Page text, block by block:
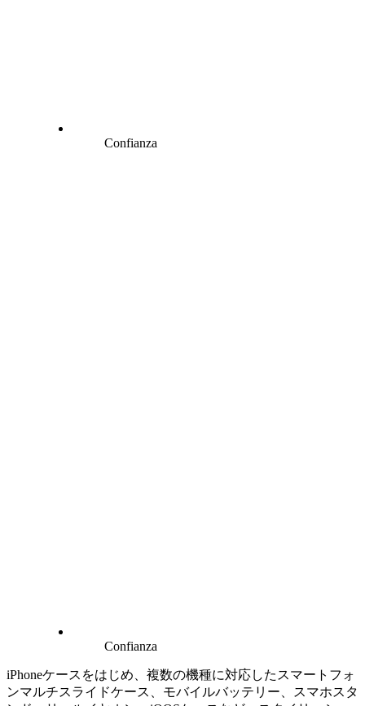
Confianza
Confianza
iPhoneケースをはじめ、複数の機種に対応したスマートフォ
ンマルチスライドケース、モバイルバッテリー、スマホスタ